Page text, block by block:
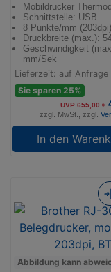
Mobildrucker
Schnittstelle: USB
8 Punkte/mm (203dpi)
Druckbreite (max.):
Geschwindigkeit
mm/Sek
Lieferzeit: auf Anfrage
Sie sparen 25%
UVP 655,00 €
zzgl. MwSt., zzgl.
In den
Abbildung kann